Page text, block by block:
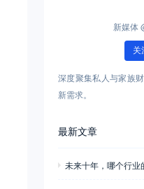
新媒体
关
深度聚集私人与家族
新需求。
最新文章
未来十年，哪个行业